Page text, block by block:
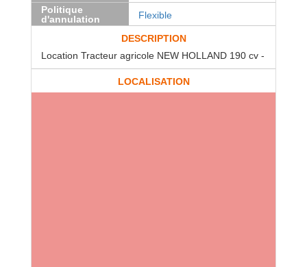
Politique
d'annulation
Flexible
DESCRIPTION
Location Tracteur agricole NEW HOLLAND 190 cv -
LOCALISATION